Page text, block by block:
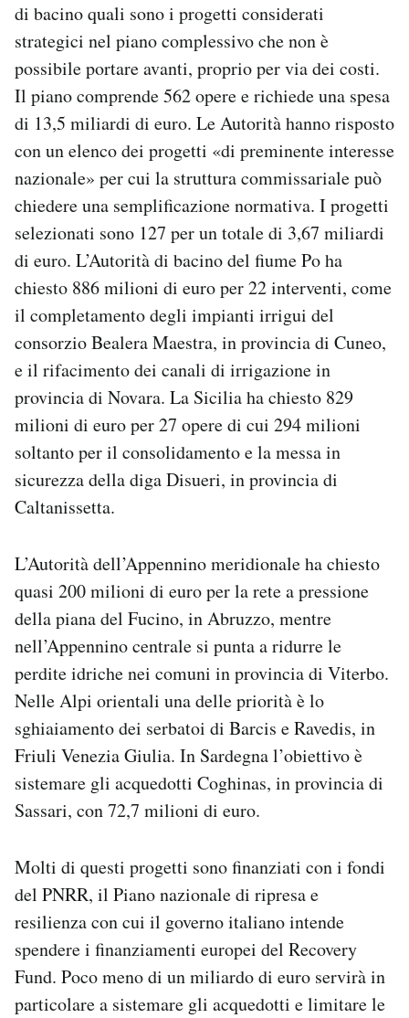
di bacino quali sono i progetti considerati
strategici nel piano complessivo che non è
possibile portare avanti, proprio per via dei costi.
Il piano comprende 562 opere e richiede una spesa
di 13,5 miliardi di euro. Le Autorità hanno risposto
con un elenco dei progetti «di preminente interesse
nazionale» per cui la struttura commissariale può
chiedere una semplificazione normativa. I progetti
selezionati sono 127 per un totale di 3,67 miliardi
di euro. L’Autorità di bacino del fiume Po ha
chiesto 886 milioni di euro per 22 interventi, come
il completamento degli impianti irrigui del
consorzio Bealera Maestra, in provincia di Cuneo,
e il rifacimento dei canali di irrigazione in
provincia di Novara. La Sicilia ha chiesto 829
milioni di euro per 27 opere di cui 294 milioni
soltanto per il consolidamento e la messa in
sicurezza della diga Disueri, in provincia di
Caltanissetta.
L’Autorità dell’Appennino meridionale ha chiesto
quasi 200 milioni di euro per la rete a pressione
della piana del Fucino, in Abruzzo, mentre
nell’Appennino centrale si punta a ridurre le
perdite idriche nei comuni in provincia di Viterbo.
Nelle Alpi orientali una delle priorità è lo
sghiaiamento dei serbatoi di Barcis e Ravedis, in
Friuli Venezia Giulia. In Sardegna l’obiettivo è
sistemare gli acquedotti Coghinas, in provincia di
Sassari, con 72,7 milioni di euro.
Molti di questi progetti sono finanziati con i fondi
del PNRR, il Piano nazionale di ripresa e
resilienza con cui il governo italiano intende
spendere i finanziamenti europei del Recovery
Fund. Poco meno di un miliardo di euro servirà in
particolare a sistemare gli acquedotti e limitare le